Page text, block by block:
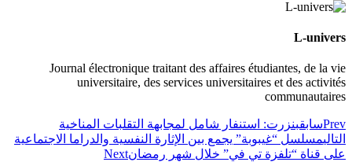
L-univers
Journal électronique traitant des affaires étudiantes, de la vie
universitaire, des services universitaires et des activités
communautaires
Prevسابقبنزرت: استنفار شامل لمجابهة التقلبات المناخية
التاليمسلسل “غيبوبة” يجمع بين الإثارة النفسية والدراما الاجتماعية
على قناة “تلفزة تي في” خلال شهر رمضانNext